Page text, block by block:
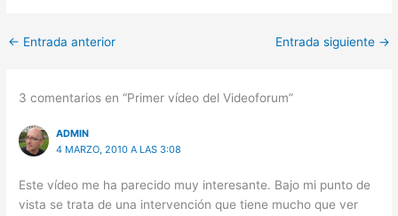
← Entrada anterior Entrada siguiente →
3 comentarios en “Primer vídeo del Videoforum”
ADMIN
4 MARZO, 2010 A LAS 3:08
Este vídeo me ha parecido muy interesante. Bajo mi punto de
vista se trata de una intervención que tiene mucho que ver